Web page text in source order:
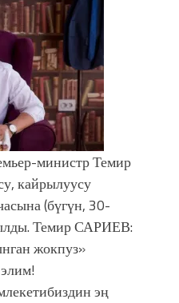
министр Темир
кайрылуусу
(бүгүн, 30-
Темир САРИЕВ:
жокпуз»
эң